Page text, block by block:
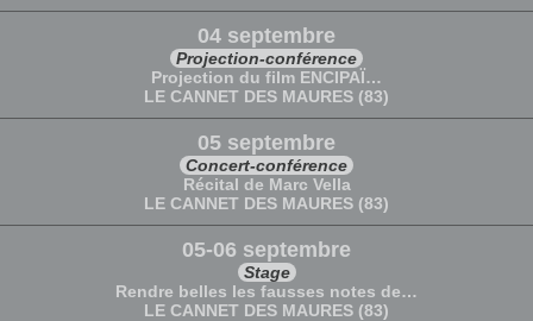
04 septembre
Projection-conférence
Projection du film ENCIPAÏ…
LE CANNET DES MAURES (83)
05 septembre
Concert-conférence
Récital de Marc Vella
LE CANNET DES MAURES (83)
05-06 septembre
Stage
Rendre belles les fausses notes de…
LE CANNET DES MAURES (83)